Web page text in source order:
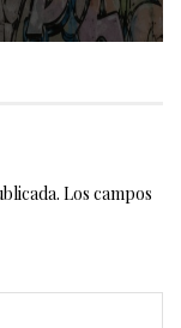
Los campos